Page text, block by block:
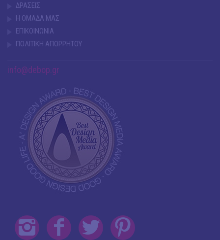
ΔΡΑΣΕΙΣ
Η ΟΜΑΔΑ ΜΑΣ
ΕΠΙΚΟΙΝΩΝΙΑ
ΠΟΛΙΤΙΚΗ ΑΠΟΡΡΗΤΟΥ
info@debop.gr